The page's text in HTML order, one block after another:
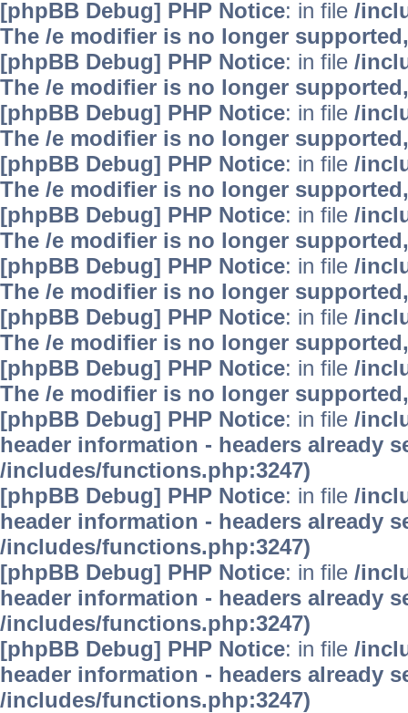
[phpBB Debug] PHP Notice: in file /
The /e modifier is no longer
[phpBB Debug] PHP Notice: in file /
The /e modifier is no longer
[phpBB Debug] PHP Notice: in file /
The /e modifier is no longer
[phpBB Debug] PHP Notice: in file /
The /e modifier is no longer
[phpBB Debug] PHP Notice: in file /
The /e modifier is no longer
[phpBB Debug] PHP Notice: in file /
The /e modifier is no longer
[phpBB Debug] PHP Notice: in file /
The /e modifier is no longer
[phpBB Debug] PHP Notice: in file /
The /e modifier is no longer
[phpBB Debug] PHP Notice: in file /
header information - headers already
/includes/functions.php:3247)
[phpBB Debug] PHP Notice: in file /
header information - headers already
/includes/functions.php:3247)
[phpBB Debug] PHP Notice: in file /
header information - headers already
/includes/functions.php:3247)
[phpBB Debug] PHP Notice: in file /
header information - headers already
/includes/functions.php:3247)